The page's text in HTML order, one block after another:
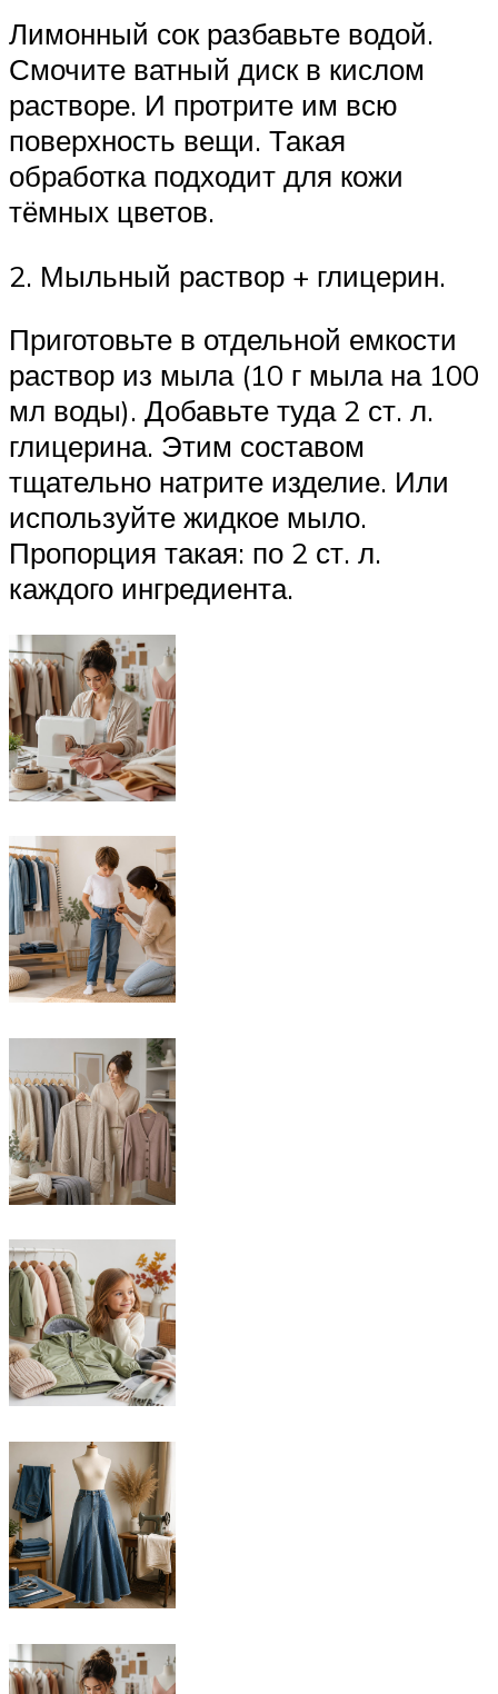
Лимонный сок разбавьте водой.
Смочите ватный диск в кислом
растворе. И протрите им всю
поверхность вещи. Такая
обработка подходит для кожи
тёмных цветов.
2. Мыльный раствор + глицерин.
Приготовьте в отдельной емкости
раствор из мыла (10 г мыла на 100
мл воды). Добавьте туда 2 ст. л.
глицерина. Этим составом
тщательно натрите изделие. Или
используйте жидкое мыло.
Пропорция такая: по 2 ст. л.
каждого ингредиента.